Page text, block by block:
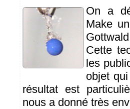
On a
Make un
Cette
les
objet
résultat est
nous a donné très